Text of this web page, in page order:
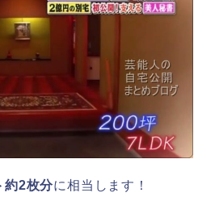
約2枚分に相当します！